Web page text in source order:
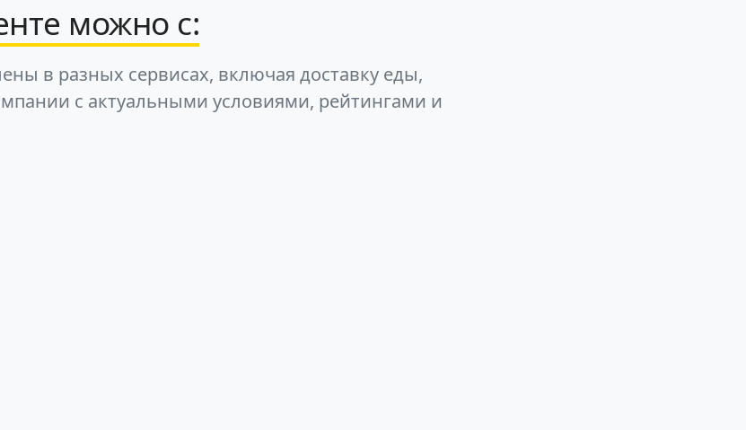
можно с:
в разных сервисах, включая доставку еды,
с актуальными условиями, рейтингами и